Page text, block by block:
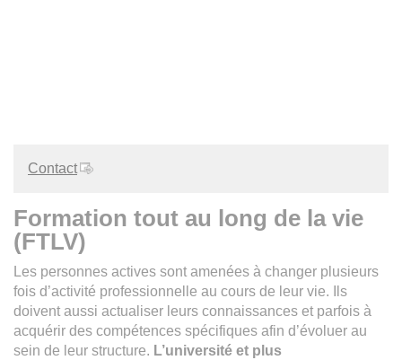
Contact
Formation tout au long de la vie
(FTLV)
Les personnes actives sont amenées à changer plusieurs
fois d’activité professionnelle au cours de leur vie. Ils
doivent aussi actualiser leurs connaissances et parfois à
acquérir des compétences spécifiques afin d’évoluer au
sein de leur structure. L’université et plus